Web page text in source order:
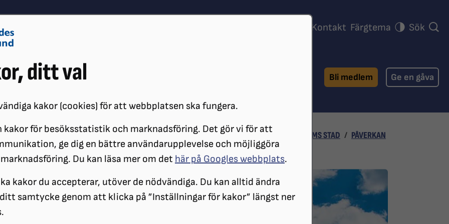
ditt val
kakor (cookies) för att webbplatsen ska fungera.
kakor för besöksstatistik och marknadsföring. Det gör vi för att
ge dig en bättre användarupplevelse och möjliggöra
Du kan läsa mer om det här på Googles webbplats.
kakor du accepterar, utöver de nödvändiga. Du kan alltid ändra
samtycke genom att klicka på ”Inställningar för kakor” längst ner
Kontakt Färgtema Sök
Påverkansarbete
Bli medlem Ge en gåva
DISTRIKT SRF STOCKHOLM GOTLAND LOKALFÖRENINGAR SRF STOCKHOLMS STAD
PÅVERKAN